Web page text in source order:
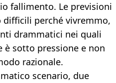
fallimento. Le previsioni
difficili perché vivremmo,
drammatici nei quali
è sotto pressione e non
razionale.
scenario, due